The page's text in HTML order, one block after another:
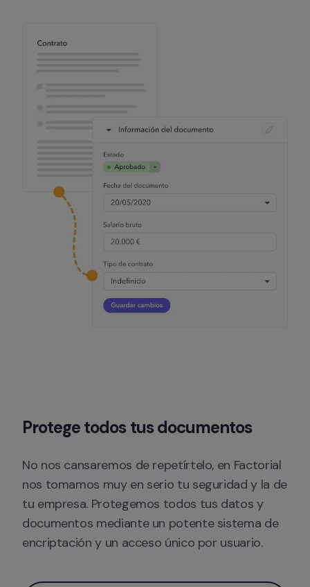
Protege todos tus documentos
No nos cansaremos de repetírtelo, en Factorial
nos tomamos muy en serio tu seguridad y la de
tu empresa. Protegemos todos tus datos y
documentos mediante un potente sistema de
encriptación y un acceso único por usuario.